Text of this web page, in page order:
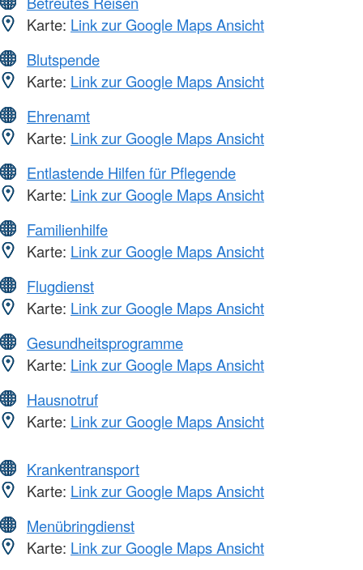
Karte: Link zur Google Maps Ansicht
Blutspende
Karte: Link zur Google Maps Ansicht
Ehrenamt
Karte: Link zur Google Maps Ansicht
Entlastende Hilfen für Pflegende
Karte: Link zur Google Maps Ansicht
Familienhilfe
Karte: Link zur Google Maps Ansicht
Flugdienst
Karte: Link zur Google Maps Ansicht
Gesundheitsprogramme
Karte: Link zur Google Maps Ansicht
Hausnotruf
Karte: Link zur Google Maps Ansicht
Krankentransport
Karte: Link zur Google Maps Ansicht
Menübringdienst
Karte: Link zur Google Maps Ansicht